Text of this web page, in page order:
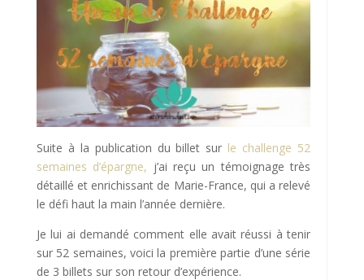
Suite à la publication du billet sur le challenge 52
semaines d’épargne, j’ai reçu un témoignage très
détaillé et enrichissant de Marie-France, qui a relevé
le défi haut la main l’année dernière.
Je lui ai demandé comment elle avait réussi à tenir
sur 52 semaines, voici la première partie d’une série
de 3 billets sur son retour d’expérience.